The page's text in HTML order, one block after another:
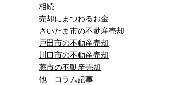
相続
売却にまつわるお金
さいたま市の不動産売却
戸田市の不動産売却
川口市の不動産売却
蕨市の不動産売却
他 コラム記事